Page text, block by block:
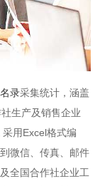
录采集统计，涵盖
生产及销售企业
用Excel格式编
微信、传真、邮件
全国合作社企业工